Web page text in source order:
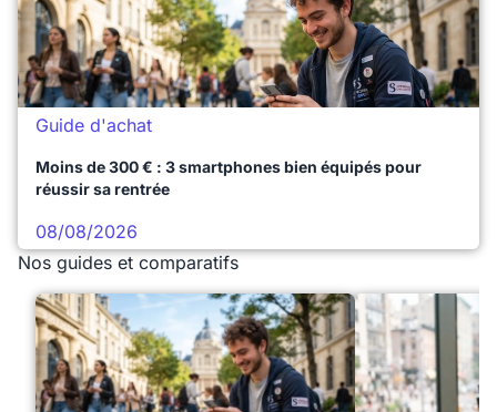
Guide d'achat
Moins de 300 € : 3 smartphones bien équipés pour
réussir sa rentrée
08/08/2026
Nos guides et comparatifs